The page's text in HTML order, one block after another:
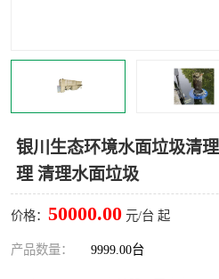
银川生态环境水面垃圾清
理 清理水面垃圾
价格： 50000.00 元/台 起
产品数量： 9999.00台
一体化泵闸
真空冲洗设备
水平自清洗格栅